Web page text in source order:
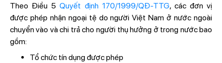
Theo Điều 5Quyết định 170/1999/QĐ-TTG, các đơn vị
được phép nhận ngoại tệ do người Việt Nam ở nước ngoài
chuyển vào và chi trả cho người thụ hưởng ở trong nước bao
gồm:
Tổ chức tín dụng được phép